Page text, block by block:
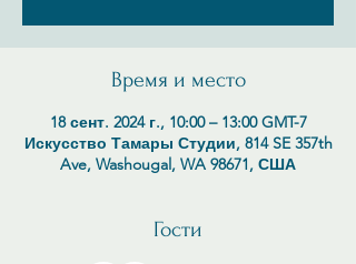
Время и место
18 сент. 2024 г., 10:00 – 13:00 GMT-7
Искусство Тамары Студии, 814 SE 357th
Ave, Washougal, WA 98671, США
Гости